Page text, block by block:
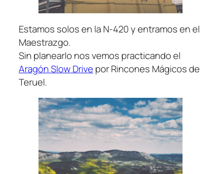
Estamos solos en la N-420 y entramos en el
Maestrazgo.
Sin planearlo nos vemos practicando el
Aragón Slow Drive por Rincones Mágicos de
Teruel.